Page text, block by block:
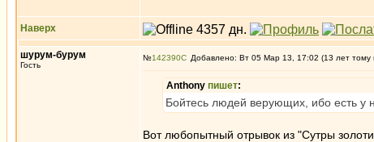
Наверх
шурум-бурум
Гость
№142390 Добавлено: Вт 05 Мар 13, 17:02 (13 лет тому
Anthony пишет:
Бойтесь людей верующих, ибо есть у
Вот любопытный отрывок из "Сутры